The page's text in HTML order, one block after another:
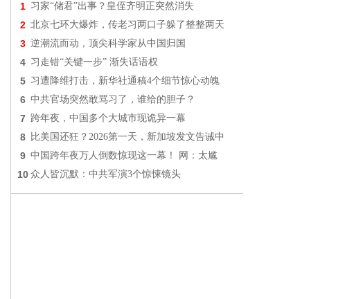
1 习家“储君”出事？皇侄齐明正突然消失
2 北京七环大爆炸，传老习两口子躲了整整两天
3 逆潮流而动，顶尖科学家从中国归国
4 习走错“关键一步” 渐失话语权
5 习遭降维打击，新华社通稿4个细节惊心动魄
6 中共官场突然敢骂习了，谁给的胆子？
7 跨年夜，中国多个大城市现诡异一幕
8 比美国还狂？2026第一天，新加坡发文告诫中
9 中国跨年夜万人倒数惊现这一幕！ 网：太尴
10 众人皆沉默：中共军演3个惊悚镜头